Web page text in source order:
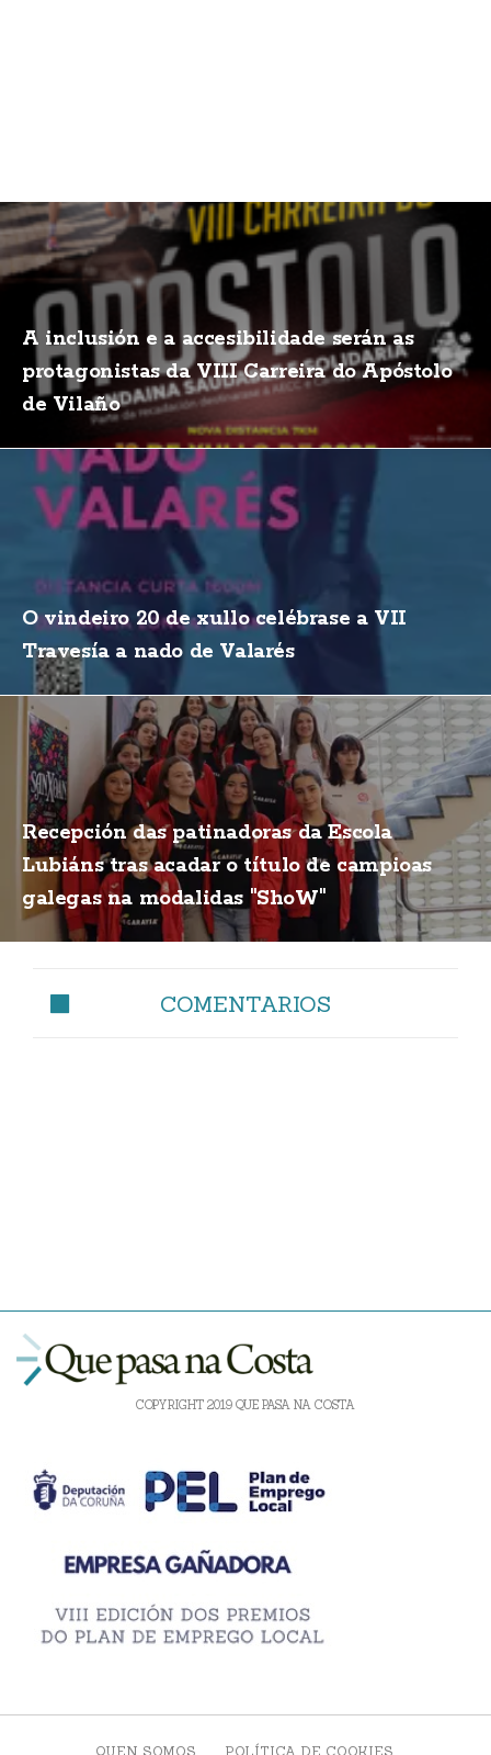
A inclusión e a accesibilidade serán as
protagonistas da VIII Carreira do Apóstolo
de Vilaño
O vindeiro 20 de xullo celébrase a VII
Travesía a nado de Valarés
Recepción das patinadoras da Escola
Lubiáns tras acadar o título de campioas
galegas na modalidas "ShoW"
COMENTARIOS
COPYRIGHT 2019 QUE PASA NA COSTA
QUEN SOMOS POLÍTICA DE COOKIES